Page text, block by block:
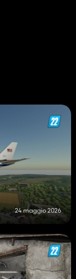
24 maggio 2026